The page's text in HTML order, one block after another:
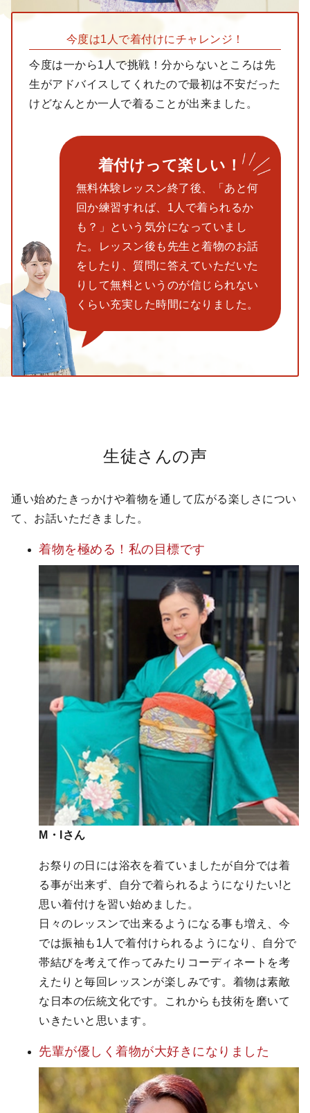
今度は1人で着付けにチャレンジ！
今度は一から1人で挑戦！分からないところは先
生がアドバイスしてくれたので最初は不安だった
けどなんとか一人で着ることが出来ました。
着付けって楽しい！
無料体験レッスン終了後、「あと何
回か練習すれば、1人で着られるか
も？」という気分になっていまし
た。レッスン後も先生と着物のお話
をしたり、質問に答えていただいた
りして無料というのが信じられない
くらい充実した時間になりました。
生徒さんの声
通い始めたきっかけや着物を通して広がる楽しさについ
て、お話いただきました。
着物を極める！ 私の目標です
M・Iさん
お祭りの日には浴衣を着ていましたが自分では着
る事が出来ず、自分で着られるようになりたい!と
思い着付けを習い始めました。
日々のレッスンで出来るようになる事も増え、今
では振袖も1人で着付けられるようになり、自分で
帯結びを考えて作ってみたりコーディネートを考
えたりと毎回レッスンが楽しみです。着物は素敵
な日本の伝統文化です。これからも技術を磨いて
いきたいと思います。
先輩が優しく 着物が大好きに なりました